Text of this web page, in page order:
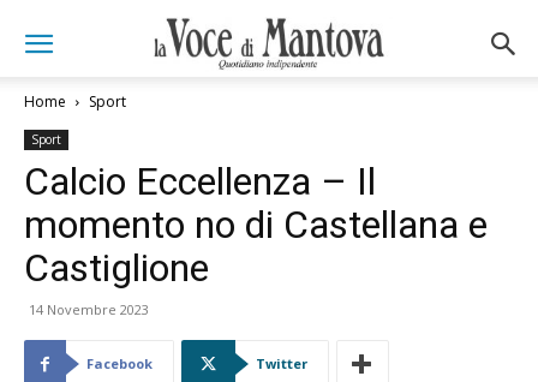
Home Sport
Sport
Calcio Eccellenza – Il
momento no di Castellana e
Castiglione
14 Novembre 2023
Facebook Twitter